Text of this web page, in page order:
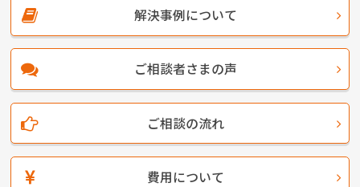
解決事例について
ご相談者さまの声
ご相談の流れ
費用について